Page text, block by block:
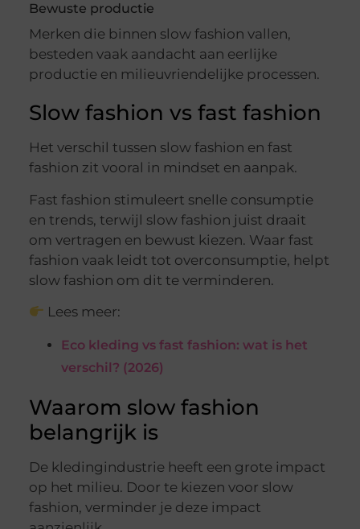
Bewuste productie
Merken die binnen slow fashion vallen,
besteden vaak aandacht aan eerlijke
productie en milieuvriendelijke processen.
Slow fashion vs fast fashion
Het verschil tussen slow fashion en fast
fashion zit vooral in mindset en aanpak.
Fast fashion stimuleert snelle consumptie
en trends, terwijl slow fashion juist draait
om vertragen en bewust kiezen. Waar fast
fashion vaak leidt tot overconsumptie, helpt
slow fashion om dit te verminderen.
Lees meer:
Eco kleding vs fast fashion: wat is het
verschil? (2026)
Waarom slow fashion
belangrijk is
De kledingindustrie heeft een grote impact
op het milieu. Door te kiezen voor slow
fashion, verminder je deze impact